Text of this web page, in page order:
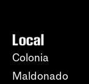
Local
Colonia
Maldonado